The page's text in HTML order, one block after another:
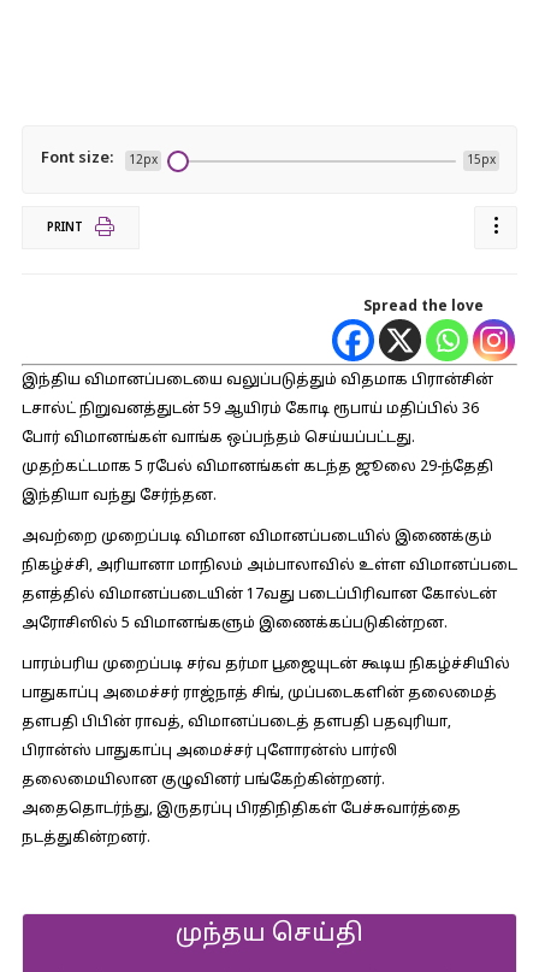
Font size: 12px 15px
PRINT
Spread the love
இந்திய விமானப்படையை வலுப்படுத்தும் விதமாக பிரான்சின்
டசால்ட் நிறுவனத்துடன் 59 ஆயிரம் கோடி ரூபாய் மதிப்பில் 36
போர் விமானங்கள் வாங்க ஒப்பந்தம் செய்யப்பட்டது.
முதற்கட்டமாக 5 ரபேல் விமானங்கள் கடந்த ஜூலை 29-ந்தேதி
இந்தியா வந்து சேர்ந்தன.
அவற்றை முறைப்படி விமான விமானப்படையில் இணைக்கும்
நிகழ்ச்சி, அரியானா மாநிலம் அம்பாலாவில் உள்ள விமானப்படை
தளத்தில் விமானப்படையின் 17வது படைப்பிரிவான கோல்டன்
அரோசிஸில் 5 விமானங்களும் இணைக்கப்படுகின்றன.
பாரம்பரிய முறைப்படி சர்வ தர்மா பூஜையுடன் கூடிய நிகழ்ச்சியில்
பாதுகாப்பு அமைச்சர் ராஜ்நாத் சிங், முப்படைகளின் தலைமைத்
தளபதி பிபின் ராவத், விமானப்படைத் தளபதி பதவுரியா,
பிரான்ஸ் பாதுகாப்பு அமைச்சர் புளோரன்ஸ் பார்லி
தலைமையிலான குழுவினர் பங்கேற்கின்றனர்.
அதைதொடர்ந்து, இருதரப்பு பிரதிநிதிகள் பேச்சுவார்த்தை
நடத்துகின்றனர்.
முந்தய செய்தி